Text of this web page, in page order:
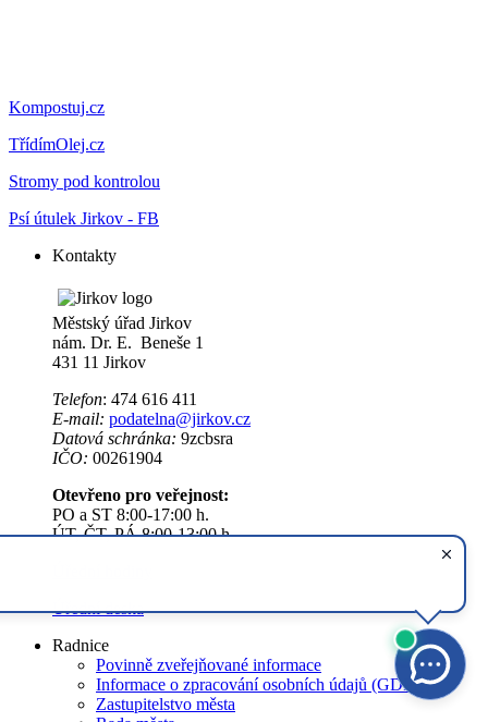
Kompostuj.cz
TřídímOlej.cz
Stromy pod kontrolou
Psí útulek Jirkov - FB
Kontakty
Městský úřad Jirkov
nám. Dr. E. Beneše 1
431 11 Jirkov
Telefon: 474 616 411
E-mail: podatelna@jirkov.cz
Datová schránka: 9zcbsra
IČO: 00261904
Otevřeno pro veřejnost:
PO a ST 8:00-17:00 h.
ÚT, ČT, PÁ 8:00-13:00 h.
Úřední deska
Radnice
Povinně zveřejňované informace
Informace o zpracování osobních údajů (GDPR)
Zastupitelstvo města